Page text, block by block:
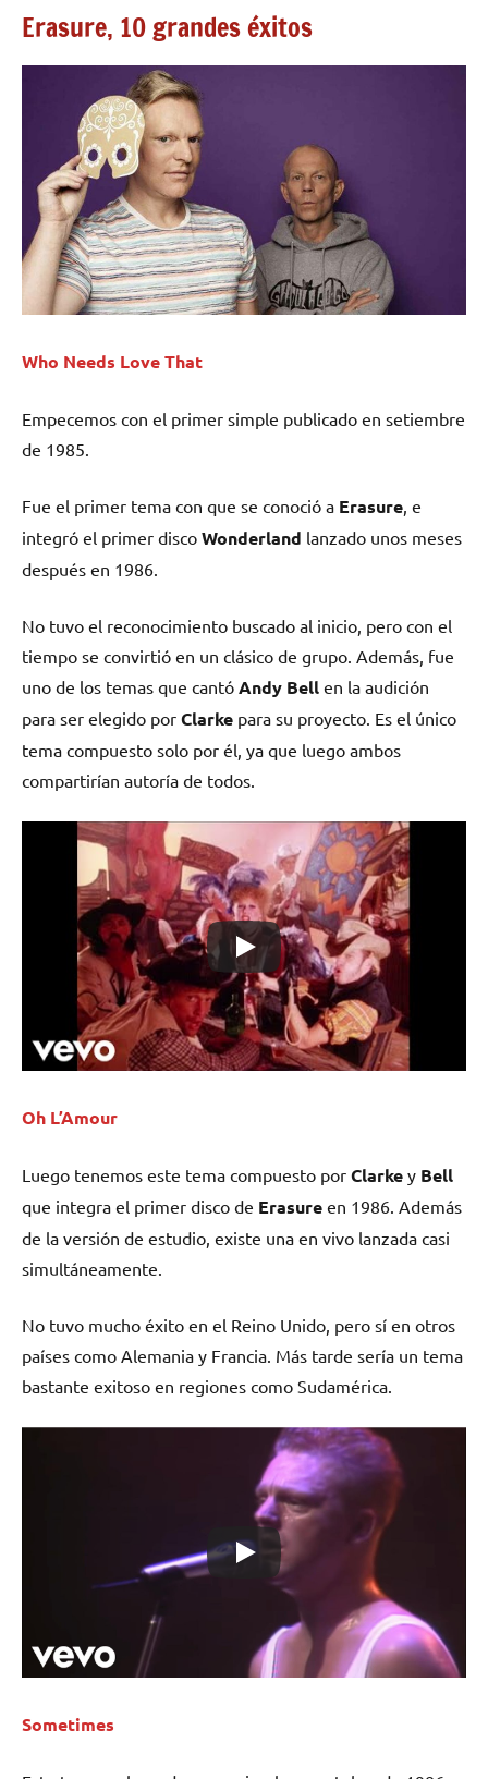
Erasure, 10 grandes éxitos
Who Needs Love That
Empecemos con el primer simple publicado en setiembre
de 1985.
Fue el primer tema con que se conoció a Erasure , e
integró el primer disco Wonderland lanzado unos meses
después en 1986.
No tuvo el reconocimiento buscado al inicio, pero con el
tiempo se convirtió en un clásico de grupo. Además, fue
uno de los temas que cantó Andy Bell en la audición
para ser elegido por Clarke para su proyecto. Es el único
tema compuesto solo por él, ya que luego ambos
compartirían autoría de todos.
Oh L’Amour
Luego tenemos este tema compuesto por Clarke y Bell
que integra el primer disco de Erasure en 1986. Además
de la versión de estudio, existe una en vivo lanzada casi
simultáneamente.
No tuvo mucho éxito en el Reino Unido, pero sí en otros
países como Alemania y Francia. Más tarde sería un tema
bastante exitoso en regiones como Sudamérica.
Sometimes